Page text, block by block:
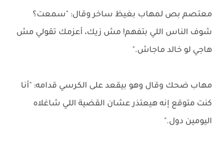
معتصم بص لمهاب بغيظ ساخر وقال: "سمعت؟
شوف الناس اللي بتفهم! مش زيك، أعزمك تقولي مش
هاجي لو خالد ماجاش."
مهاب ضحك وقال وهو بيقعد على الكرسي قدامه: "أنا
كنت متوقع إنه هيعتذر عشان القضية اللي شاغلاه
اليومين دول."